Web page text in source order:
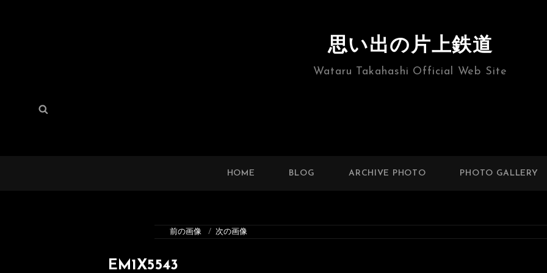
思い出の片上鉄道
Wataru Takahashi Official Web Site
検
HOME BLOG ARCHIVE PHOTO PHOTO GALLERY
前の画像 次の画像
EM1X5543